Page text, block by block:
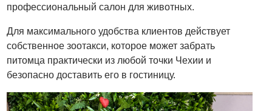
профессиональный салон для животных.
Для максимального удобства клиентов действует
собственное зоотакси, которое может забрать
питомца практически из любой точки Чехии и
безопасно доставить его в гостиницу.